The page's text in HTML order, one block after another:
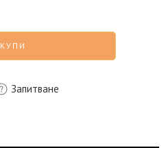
КУПИ
Запитване